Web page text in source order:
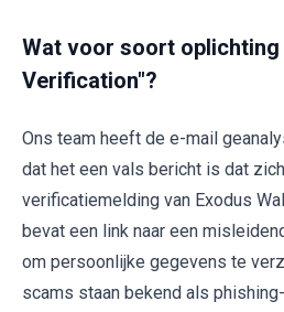
Wat voor soort oplichting
Verification"?
Ons team heeft de e-mail
dat het een vals bericht is dat
verificatiemelding van Exodus
bevat een link naar een
om persoonlijke gegevens te
scams staan bekend als